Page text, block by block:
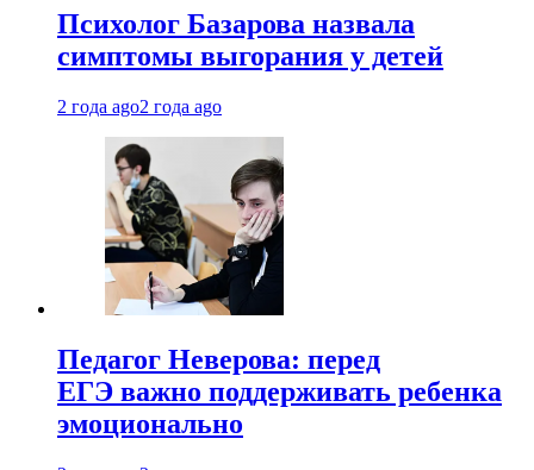
Психолог Базарова назвала
симптомы выгорания у детей
2 года ago2 года ago
Педагог Неверова: перед
ЕГЭ важно поддерживать ребенка
эмоционально